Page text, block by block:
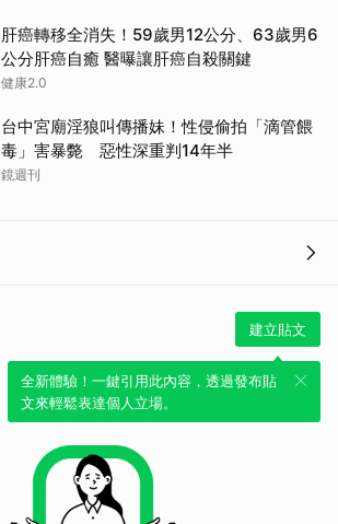
肝癌轉移全消失！59歲男12公分、63歲男6
公分肝癌自癒 醫曝讓肝癌自殺關鍵
健康2.0
台中宮廟淫狼叫傳播妹！性侵偷拍「滴管餵
毒」害暴斃 惡性深重判14年半
鏡週刊
建立貼文
全新體驗！一鍵引用此內容，透過發布貼
文來輕鬆表達個人立場。